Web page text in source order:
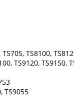
TS8100,
TS9120, TS9150,
TS9055